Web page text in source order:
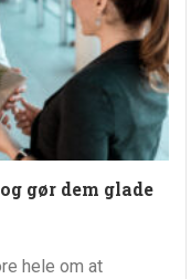
gør dem glade
hele om at